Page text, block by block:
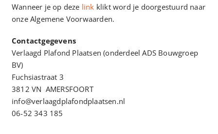
Wanneer je op deze link klikt word je doorgestuurd naar
onze Algemene Voorwaarden.
Contactgegevens
Verlaagd Plafond Plaatsen (onderdeel ADS Bouwgroep
BV)
Fuchsiastraat 3
3812 VN AMERSFOORT
info@verlaagdplafondplaatsen.nl
06-52 343 185